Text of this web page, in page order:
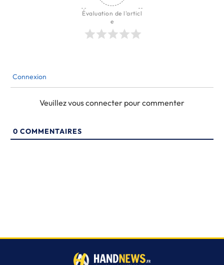
Évaluation de l'articl
e
Connexion
Veuillez vous connecter pour commenter
0 COMMENTAIRES